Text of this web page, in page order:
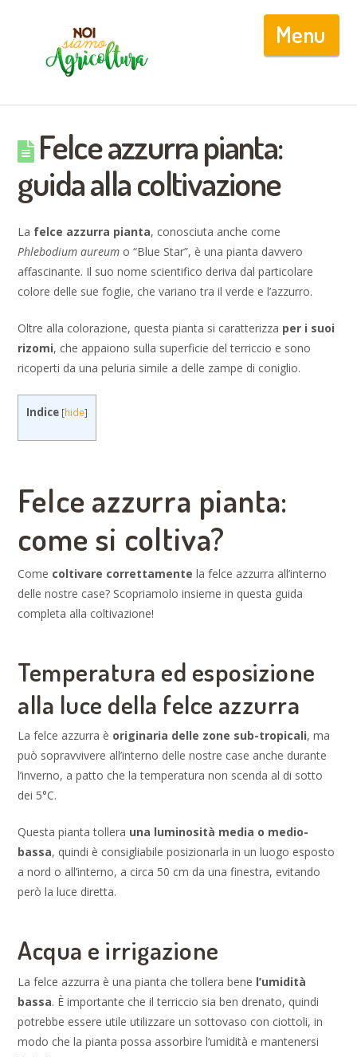
Felce azzurra pianta:
guida alla coltivazione
La felce azzurra pianta, conosciuta anche come
Phlebodium aureum o “Blue Star”, è una pianta davvero
affascinante. Il suo nome scientifico deriva dal particolare
colore delle sue foglie, che variano tra il verde e l’azzurro.
Oltre alla colorazione, questa pianta si caratterizza per i suoi
rizomi, che appaiono sulla superficie del terriccio e sono
ricoperti da una peluria simile a delle zampe di coniglio.
Indice [hide]
Felce azzurra pianta:
come si coltiva?
Come coltivare correttamente la felce azzurra all’interno
delle nostre case? Scopriamolo insieme in questa guida
completa alla coltivazione!
Temperatura ed esposizione
alla luce della felce azzurra
La felce azzurra è originaria delle zone sub-tropicali, ma
può sopravvivere all’interno delle nostre case anche durante
l’inverno, a patto che la temperatura non scenda al di sotto
dei 5°C.
Questa pianta tollera una luminosità media o medio-
bassa, quindi è consigliabile posizionarla in un luogo esposto
a nord o all’interno, a circa 50 cm da una finestra, evitando
però la luce diretta.
Acqua e irrigazione
La felce azzurra è una pianta che tollera bene l’umidità
bassa. È importante che il terriccio sia ben drenato, quindi
potrebbe essere utile utilizzare un sottovaso con ciottoli, in
modo che la pianta possa assorbire l’umidità e mantenersi